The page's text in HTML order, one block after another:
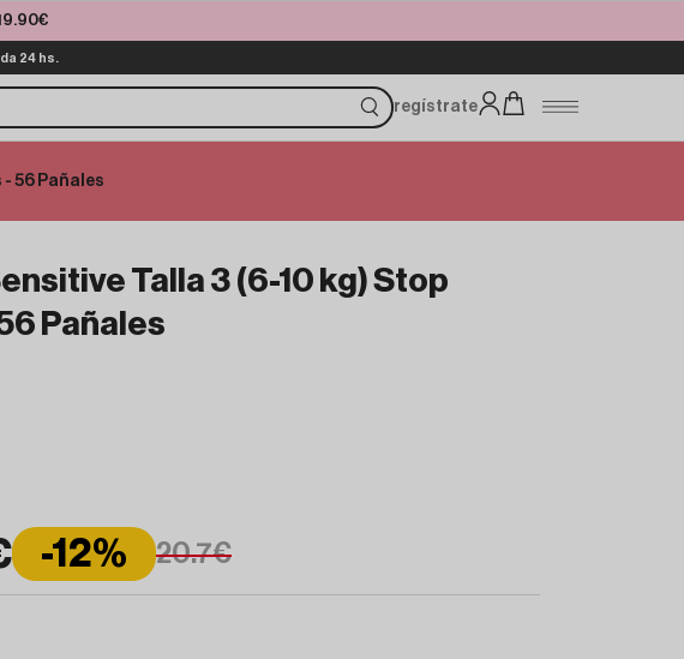
24 hs.
regístrate
- 56 Pañales
Talla 3 (6-10 kg) Stop
Pañales
-12% 20.7€